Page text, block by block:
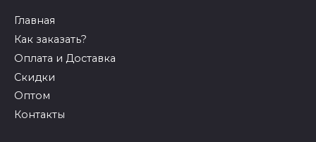
Главная
Как заказать?
Оплата и Доставка
Скидки
Оптом
Контакты